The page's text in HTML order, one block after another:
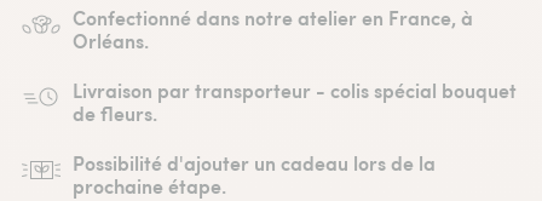
Confectionné dans notre atelier en France, à
Orléans.
Livraison par transporteur - colis spécial bouquet
de fleurs.
Possibilité d'ajouter un cadeau lors de la
prochaine étape.